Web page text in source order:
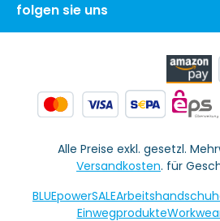
folgen sie uns
Alle Preise exkl. gesetzl.
Versandkosten. für
BLUEpowerSALE
Einwegprodukte